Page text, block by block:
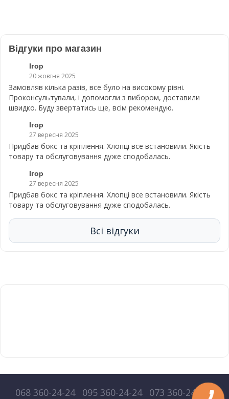
Відгуки про магазин
Ігор
20 жовтня 2025
Замовляв кілька разів, все було на високому рівні.
Проконсультували, і допомогли з вибором, доставили
швидко. Буду звертатись ще, всім рекомендую.
Ігор
27 вересня 2025
Придбав бокс та кріплення. Хлопці все встановили. Якість
товару та обслуговування дуже сподобалась.
Ігор
27 вересня 2025
Придбав бокс та кріплення. Хлопці все встановили. Якість
товару та обслуговування дуже сподобалась.
Всі відгуки
068 360-24-24 095 360-24-24 073 360-24-24